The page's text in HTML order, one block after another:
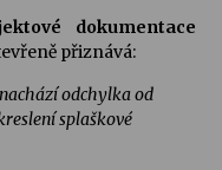
dokumentace
přiznává:
odchylka od
splaškové